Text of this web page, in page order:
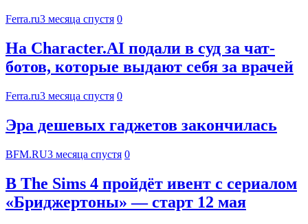
Ferra.ru3 месяца спустя 0
На Character.AI подали в суд за чат-
ботов, которые выдают себя за врачей
Ferra.ru3 месяца спустя 0
Эра дешевых гаджетов закончилась
BFM.RU3 месяца спустя 0
В The Sims 4 пройдёт ивент с сериалом
«Бриджертоны» — старт 12 мая